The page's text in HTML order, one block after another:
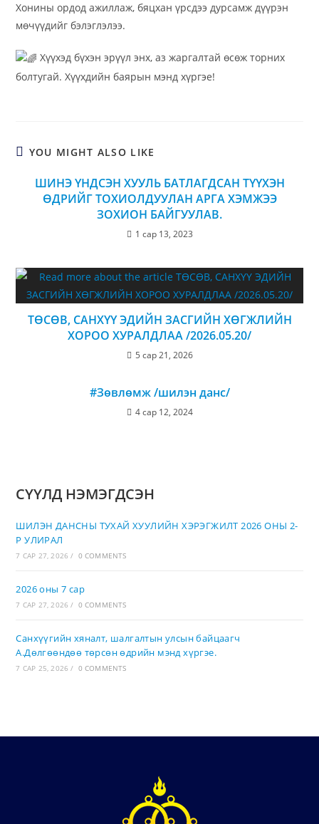
Хонины ордод ажиллаж, бяцхан үрсдээ дурсамж дүүрэн
мөчүүдийг бэлэглэлээ.
Хүүхэд бүхэн эрүүл энх, аз жаргалтай өсөж торних
болтугай. Хүүхдийн баярын мэнд хүргэе!
YOU MIGHT ALSO LIKE
ШИНЭ ҮНДСЭН ХУУЛЬ БАТЛАГДСАН ТҮҮХЭН
ӨДРИЙГ ТОХИОЛДУУЛАН АРГА ХЭМЖЭЭ
ЗОХИОН БАЙГУУЛАВ.
1 сар 13, 2023
ТӨСӨВ, САНХҮҮ ЭДИЙН ЗАСГИЙН ХӨГЖЛИЙН
ХОРОО ХУРАЛДЛАА /2026.05.20/
5 сар 21, 2026
#Зөвлөмж /шилэн данс/
4 сар 12, 2024
СҮҮЛД НЭМЭГДСЭН
ШИЛЭН ДАНСНЫ ТУХАЙ ХУУЛИЙН ХЭРЭГЖИЛТ 2026 ОНЫ 2-
Р УЛИРАЛ
7 САР 27, 2026 / 0 COMMENTS
2026 оны 7 сар
7 САР 27, 2026 / 0 COMMENTS
Санхүүгийн хяналт, шалгалтын улсын байцаагч
А.Дөлгөөндөө төрсөн өдрийн мэнд хүргэе.
7 САР 25, 2026 / 0 COMMENTS